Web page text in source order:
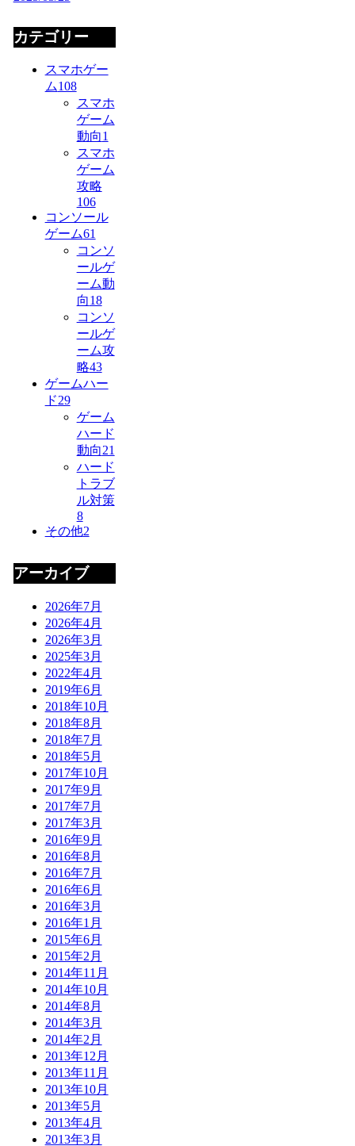
カテゴリー
スマホゲー
ム108
スマホ
ゲーム
動向1
スマホ
ゲーム
攻略
106
コンソール
ゲーム61
コンソ
ールゲ
ーム動
向18
コンソ
ールゲ
ーム攻
略43
ゲームハー
ド29
ゲーム
ハード
動向21
ハード
トラブ
ル対策
8
その他2
アーカイブ
2026年7月
2026年4月
2026年3月
2025年3月
2022年4月
2019年6月
2018年10月
2018年8月
2018年7月
2018年5月
2017年10月
2017年9月
2017年7月
2017年3月
2016年9月
2016年8月
2016年7月
2016年6月
2016年3月
2016年1月
2015年6月
2015年2月
2014年11月
2014年10月
2014年8月
2014年3月
2014年2月
2013年12月
2013年11月
2013年10月
2013年5月
2013年4月
2013年3月